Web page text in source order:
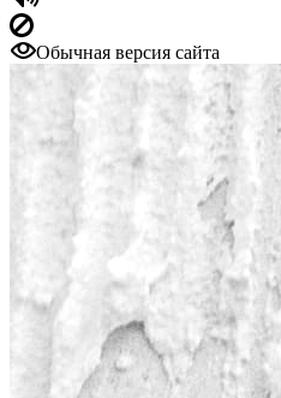
Обычная версия сайта